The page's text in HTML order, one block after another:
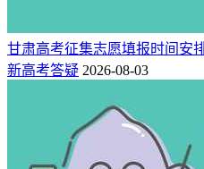
甘肃高考征集志愿填报时间安
新高考答疑 2026-08-03